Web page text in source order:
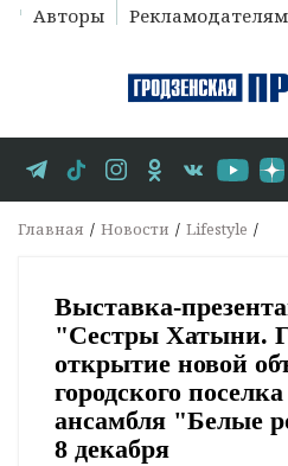
Авторы Рекламодателям
Главная Новости Lifestyle
Выставка-
"Сестры Хатыни.
открытие новой
городского
ансамбля "Белые
8 декабря